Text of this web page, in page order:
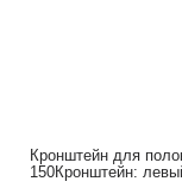
Кронштейн для
150Кронштейн: